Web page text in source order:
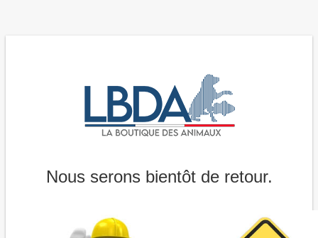
Nous serons bientôt de retour.